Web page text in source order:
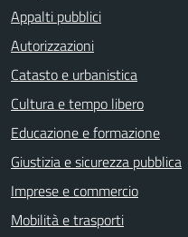
Appalti pubblici
Autorizzazioni
Catasto e urbanistica
Cultura e tempo libero
Educazione e formazione
Giustizia e sicurezza pubblica
Imprese e commercio
Mobilità e trasporti